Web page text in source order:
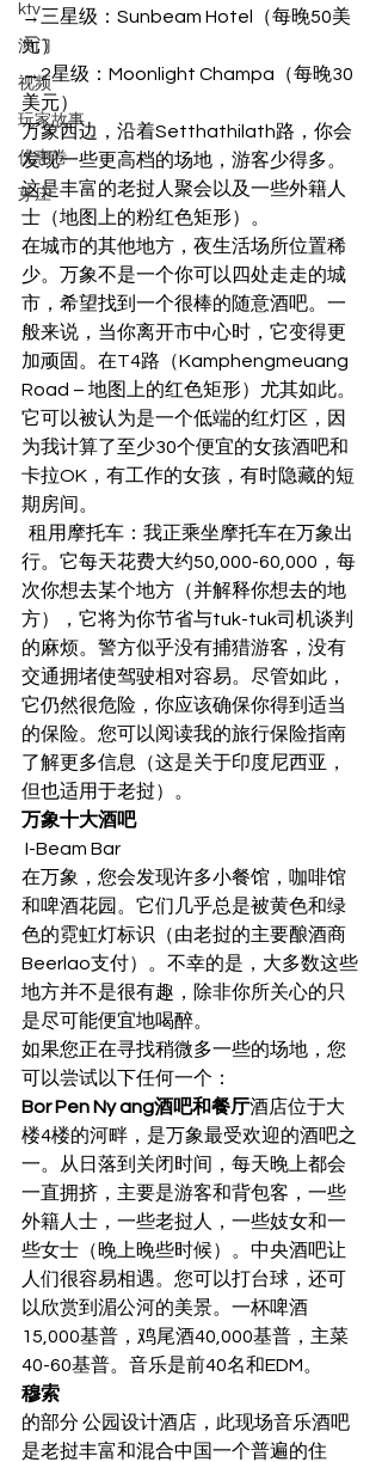
ktv
澳门
视频
玩家故事
优惠卷
芽庄
→三星级：Sunbeam Hotel（每晚50美
元）
→2星级：Moonlight Champa（每晚30
美元）
万象西边，沿着Setthathilath路，你会
发现一些更高档的场地，游客少得多。
这是丰富的老挝人聚会以及一些外籍人
士（地图上的粉红色矩形）。
在城市的其他地方，夜生活场所位置稀
少。万象不是一个你可以四处走走的城
市，希望找到一个很棒的随意酒吧。一
般来说，当你离开市中心时，它变得更
加顽固。在T4路（Kamphengmeuang
Road – 地图上的红色矩形）尤其如此。
它可以被认为是一个低端的红灯区，因
为我计算了至少30个便宜的女孩酒吧和
卡拉OK，有工作的女孩，有时隐藏的短
期房间。
行。它每天花费大约50,000-60,000，每
次你想去某个地方（并解释你想去的地
方），它将为你节省与tuk-tuk司机谈判
的麻烦。警方似乎没有捕猎游客，没有
交通拥堵使驾驶相对容易。尽管如此，
它仍然很危险，你应该确保你得到适当
的保险。您可以阅读我的旅行保险指南
了解更多信息（这是关于印度尼西亚，
但也适用于老挝）。
万象十大酒吧
I-Beam Bar
在万象，您会发现许多小餐馆，咖啡馆
和啤酒花园。它们几乎总是被黄色和绿
色的霓虹灯标识（由老挝的主要酿酒商
Beerlao支付）。不幸的是，大多数这些
地方并不是很有趣，除非你所关心的只
是尽可能便宜地喝醉。
如果您正在寻找稍微多一些的场地，您
可以尝试以下任何一个：
Bor Pen Ny ang酒吧和餐厅酒店位于大
楼4楼的河畔，是万象最受欢迎的酒吧之
一。从日落到关闭时间，每天晚上都会
一直拥挤，主要是游客和背包客，一些
外籍人士，一些老挝人，一些妓女和一
些女士（晚上晚些时候）。中央酒吧让
人们很容易相遇。您可以打台球，还可
以欣赏到湄公河的美景。一杯啤酒
15,000基普，鸡尾酒40,000基普，主菜
40-60基普。音乐是前40名和EDM。
穆索
的部分 公园设计酒店，此现场音乐酒吧
是老挝丰富和混合中国一个普遍的住